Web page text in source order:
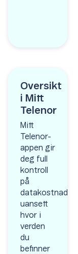
Oversikt
i Mitt
Telenor
Mitt
Telenor-
appen gir
deg full
kontroll
på
datakostnadene
uansett
hvor i
verden
du
befinner